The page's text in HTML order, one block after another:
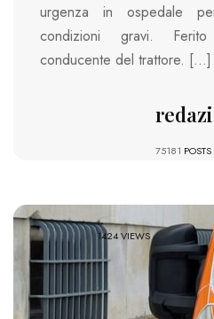
urgenza in ospedale
condizioni gravi.
conducente del trattore. […]
75181 POSTS
1424 VIEWS